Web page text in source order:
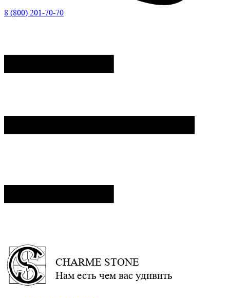
8 (800) 201-70-70
CHARME STONE
Нам есть чем вас удивить